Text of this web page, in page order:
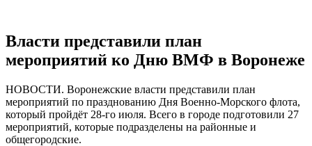
Власти представили план
мероприятий ко Дню ВМФ в Воронеже
НОВОСТИ. Воронежские власти представили план
мероприятий по празднованию Дня Военно-Морского флота,
который пройдёт 28-го июля. Всего в городе подготовили 27
мероприятий, которые подразделены на районные и
общегородские.